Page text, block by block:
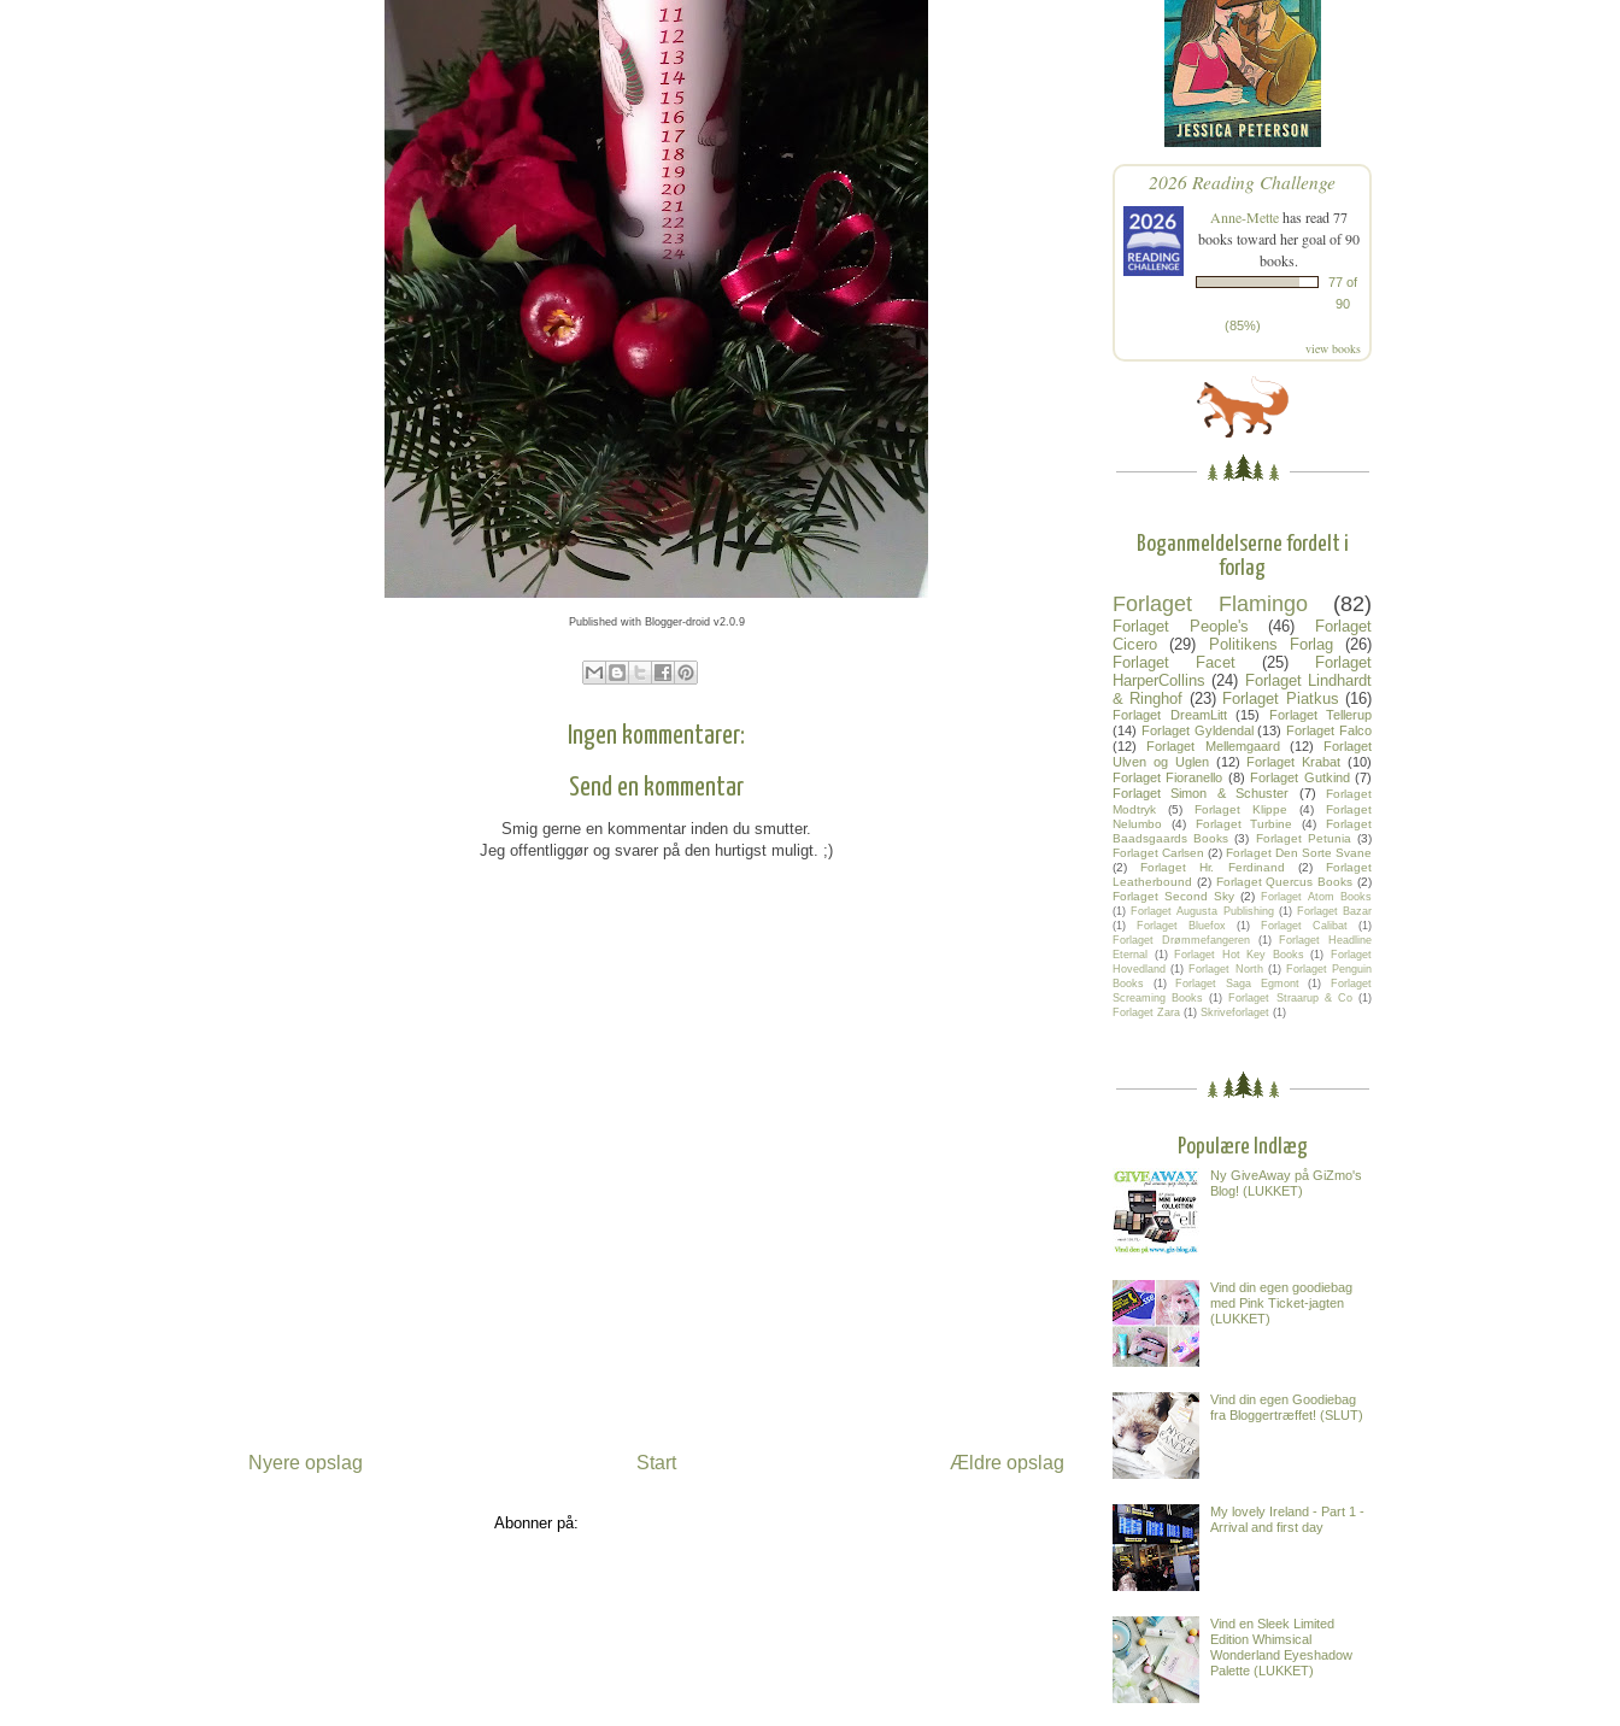
Published with Blogger-droid v2.0.9
Ingen kommentarer:
Send en kommentar
Smig gerne en kommentar inden du smutter.
Jeg offentliggør og svarer på den hurtigst muligt. ;)
Nyere opslag Ældre opslag
Start
Abonner på:
2026 Reading Challenge
Anne-Mettehas read 77
books toward her goal of 90
books.
77 of
90
(85%)
view books
Boganmeldelserne fordelt i
forlag
Forlaget Flamingo (82)
Forlaget People's (46)
Forlaget
Cicero
(29) Politikens Forlag
(26)
Forlaget Facet
(25)
Forlaget
HarperCollins (24) Forlaget Lindhardt
& Ringhof (23) Forlaget Piatkus (16)
Forlaget DreamLitt (15)
Forlaget Tellerup
(14) Forlaget Gyldendal (13) Forlaget Falco
(12)
Forlaget Mellemgaard (12)
Forlaget
Ulven og Uglen (12) Forlaget Krabat (10)
Forlaget Fioranello (8) Forlaget Gutkind (7)
Forlaget Simon & Schuster
(7)
Forlaget
Modtryk
(5) Forlaget Klippe (4)
Forlaget
Nelumbo
(4) Forlaget Turbine (4)
Forlaget
Baadsgaards Books (3) Forlaget Petunia (3)
Forlaget Carlsen (2) Forlaget Den Sorte Svane
(2)
Forlaget Hr. Ferdinand (2)
Forlaget
Leatherbound (2) Forlaget Quercus Books (2)
Forlaget Second Sky (2) Forlaget Atom Books
(1) Forlaget Augusta Publishing (1) Forlaget Bazar
(1)
Forlaget Bluefox (1) Forlaget Calibat
(1)
Forlaget Drømmefangeren
(1)
Forlaget Headline
Eternal
(1) Forlaget Hot Key Books (1)
Forlaget
Hovedland (1) Forlaget North (1) Forlaget Penguin
Books
(1) Forlaget Saga Egmont (1)
Forlaget
Screaming Books
(1) Forlaget Straarup & Co (1)
Forlaget Zara (1) Skriveforlaget (1)
Populære Indlæg
Ny GiveAway på GiZmo's
Blog! (LUKKET)
Vind din egen goodiebag
med Pink Ticket-jagten
(LUKKET)
Vind din egen Goodiebag
fra Bloggertræffet! (SLUT)
My lovely Ireland - Part 1 -
Arrival and first day
Vind en Sleek Limited
Edition Whimsical
Wonderland Eyeshadow
Palette (LUKKET)